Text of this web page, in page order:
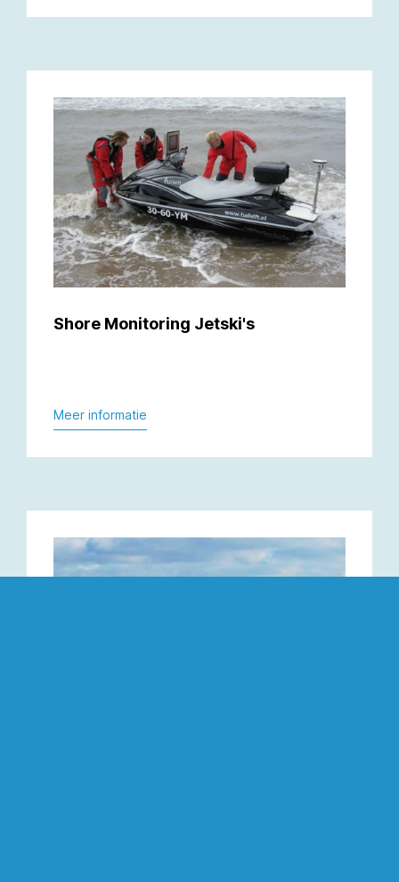
Shore Monitoring Jetski's
Meer informatie